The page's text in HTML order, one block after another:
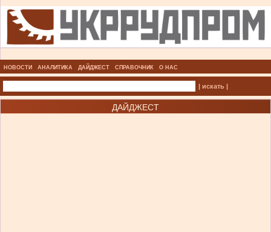
НОВОСТИ АНАЛИТИКА ДАЙДЖЕСТ СПРАВОЧНИК О НАС
| искать |
ДАЙДЖЕСТ